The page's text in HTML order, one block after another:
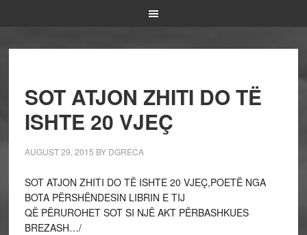
SOT ATJON ZHITI DO TË
ISHTE 20 VJEÇ
AUGUST 29, 2015 BY DGRECA
SOT ATJON ZHITI DO TË ISHTE 20 VJEÇ,POETË NGA
BOTA PËRSHËNDESIN LIBRIN E TIJ
QË PËRUROHET SOT SI NJË AKT PËRBASHKUES
BREZASH…/